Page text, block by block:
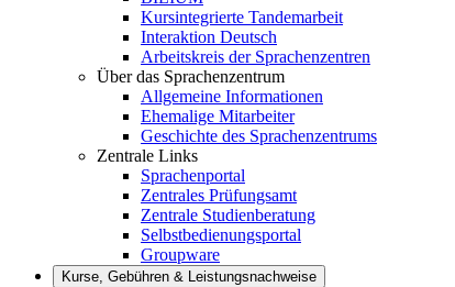
Kursintegrierte Tandemarbeit
Interaktion Deutsch
Arbeitskreis der Sprachenzentren
Über das Sprachenzentrum
Allgemeine Informationen
Ehemalige Mitarbeiter
Geschichte des Sprachenzentrums
Zentrale Links
Sprachenportal
Zentrales Prüfungsamt
Zentrale Studienberatung
Selbstbedienungsportal
Groupware
Kurse, Gebühren & Leistungsnachweise